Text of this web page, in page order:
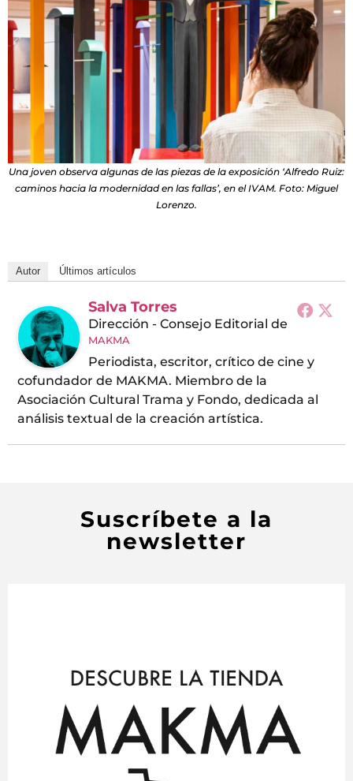
Una joven observa algunas de las piezas de la exposición ‘Alfredo Ruiz:
caminos hacia la modernidad en las fallas’, en el IVAM. Foto: Miguel
Lorenzo.
Autor Últimos artículos
Salva Torres
Dirección - Consejo Editorial de
MAKMA
Periodista, escritor, crítico de cine y
cofundador de MAKMA. Miembro de la
Asociación Cultural Trama y Fondo, dedicada al
análisis textual de la creación artística.
Suscríbete a la
newsletter